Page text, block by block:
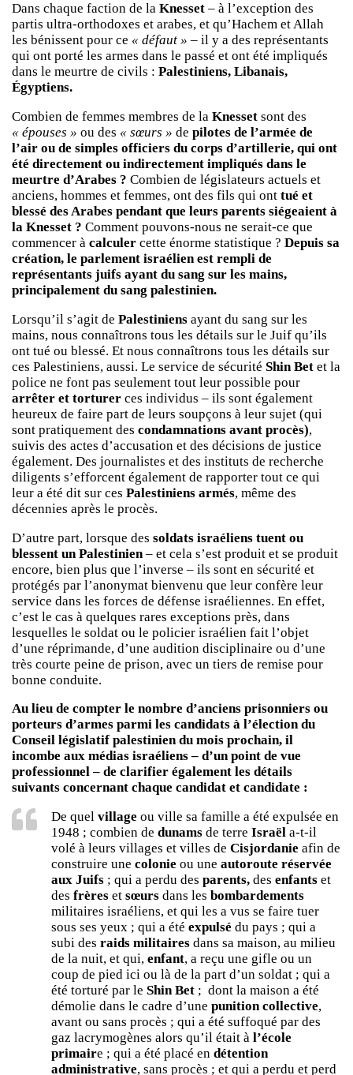
Dans chaque faction de la Knesset – à l’exception des
partis ultra-orthodoxes et arabes, et qu’Hachem et Allah
les bénissent pour ce « défaut » – il y a des représentants
qui ont porté les armes dans le passé et ont été impliqués
dans le meurtre de civils : Palestiniens, Libanais,
Égyptiens.
Combien de femmes membres de la Knesset sont des
« épouses » ou des « sœurs » de pilotes de l’armée de
l’air ou de simples officiers du corps d’artillerie, qui ont
été directement ou indirectement impliqués dans le
meurtre d’Arabes ? Combien de législateurs actuels et
anciens, hommes et femmes, ont des fils qui ont tué et
blessé des Arabes pendant que leurs parents siégeaient à
la Knesset ? Comment pouvons-nous ne serait-ce que
commencer à calculer cette énorme statistique ? Depuis sa
création, le parlement israélien est rempli de
représentants juifs ayant du sang sur les mains,
principalement du sang palestinien.
Lorsqu’il s’agit de Palestiniens ayant du sang sur les
mains, nous connaîtrons tous les détails sur le Juif qu’ils
ont tué ou blessé. Et nous connaîtrons tous les détails sur
ces Palestiniens, aussi. Le service de sécurité Shin Bet et la
police ne font pas seulement tout leur possible pour
arrêter et torturer ces individus – ils sont également
heureux de faire part de leurs soupçons à leur sujet (qui
sont pratiquement des condamnations avant procès),
suivis des actes d’accusation et des décisions de justice
également. Des journalistes et des instituts de recherche
diligents s’efforcent également de rapporter tout ce qui
leur a été dit sur ces Palestiniens armés, même des
décennies après le procès.
D’autre part, lorsque des soldats israéliens tuent ou
blessent un Palestinien – et cela s’est produit et se produit
encore, bien plus que l’inverse – ils sont en sécurité et
protégés par l’anonymat bienvenu que leur confère leur
service dans les forces de défense israéliennes. En effet,
c’est le cas à quelques rares exceptions près, dans
lesquelles le soldat ou le policier israélien fait l’objet
d’une réprimande, d’une audition disciplinaire ou d’une
très courte peine de prison, avec un tiers de remise pour
bonne conduite.
Au lieu de compter le nombre d’anciens prisonniers ou
porteurs d’armes parmi les candidats à l’élection du
Conseil législatif palestinien du mois prochain, il
incombe aux médias israéliens – d’un point de vue
professionnel – de clarifier également les détails
suivants concernant chaque candidat et candidate :
De quel village ou ville sa famille a été expulsée en
1948 ; combien de dunams de terre Israël a-t-il
volé à leurs villages et villes de Cisjordanie afin de
construire une colonie ou une autoroute réservée
aux Juifs ; qui a perdu des parents, des enfants et
des frères et sœurs dans les bombardements
militaires israéliens, et qui les a vus se faire tuer
sous ses yeux ; qui a été expulsé du pays ; qui a
subi des raids militaires dans sa maison, au milieu
de la nuit, et qui, enfant, a reçu une gifle ou un
coup de pied ici ou là de la part d’un soldat ; qui a
été torturé par le Shin Bet ; dont la maison a été
démolie dans le cadre d’une punition collective,
avant ou sans procès ; qui a été suffoqué par des
gaz lacrymogènes alors qu’il était à l’école
primaire ; qui a été placé en détention
administrative, sans procès ; et qui a perdu et perd